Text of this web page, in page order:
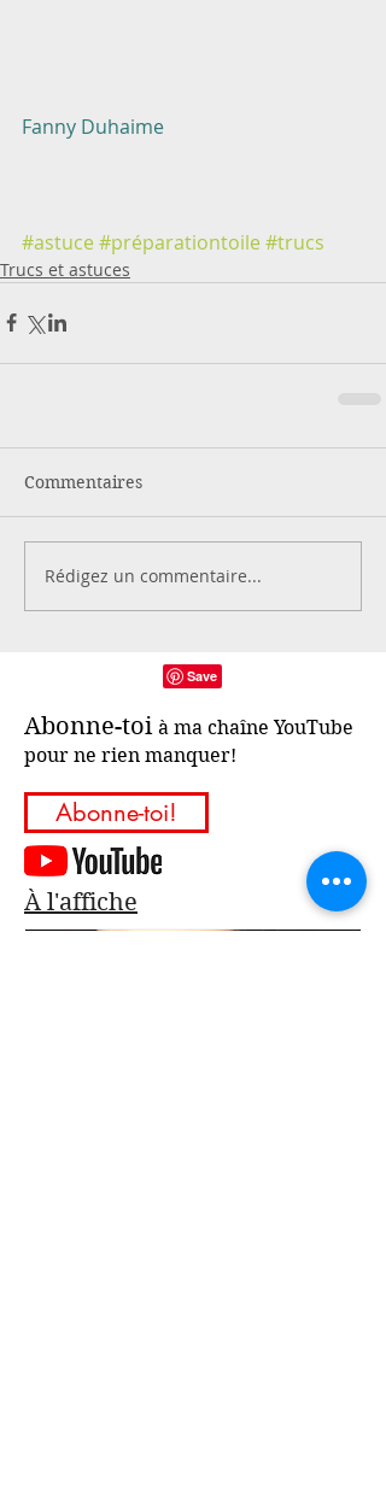
Fanny Duhaime
#astuce #préparationtoile #trucs
Trucs et astuces
Commentaires
Rédigez un commentaire...
Abonne-toi à ma chaîne YouTube
pour ne rien manquer!
Abonne-toi!
À l'affiche